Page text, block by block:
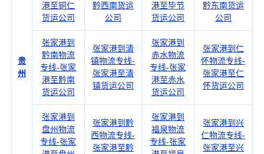
贵
州
港至铜仁
货运公司
黔西南货运
公司
港至毕节
货运公司
黔东南货运
公司
张家港到
黔南物流
专线-张家
港至黔南
货运公司
张家港到清
镇物流专线-
张家港至清
镇货运公司
张家港到
赤水物流
专线-张家
港至赤水
货运公司
张家港到仁
怀物流专线-
张家港至仁
怀货运公司
张家港到
盘州物流
专线-张家
张家港到黔
西物流专线-
张家港至黔
张家港到
福泉物流
专线-张家
张家港到兴
仁物流专线-
张家港至兴